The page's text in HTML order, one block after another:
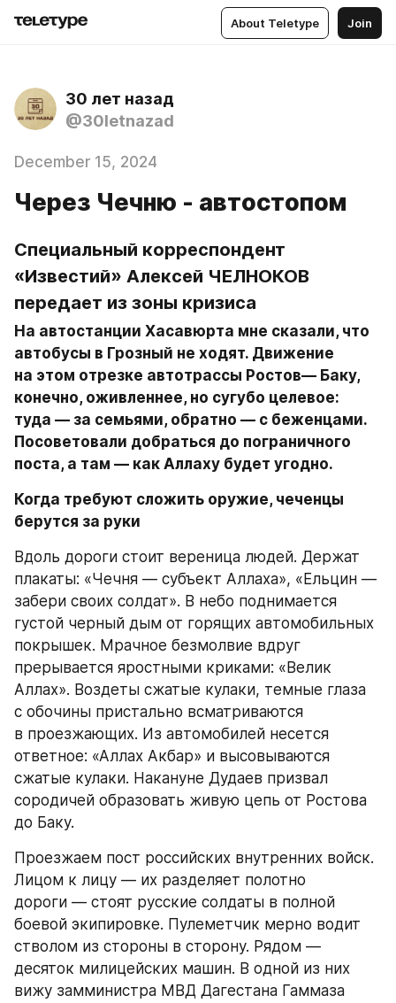
About Teletype Join
30 лет назад
@30letnazad
December 15, 2024
Через Чечню - автостопом
Специальный корреспондент
«Известий» Алексей ЧЕЛНОКОВ
передает из зоны кризиса
На автостанции Хасавюрта мне сказали, что
автобусы в Грозный не ходят. Движение
на этом отрезке автотрассы Ростов— Баку,
конечно, оживленнее, но сугубо целевое:
туда — за семьями, обратно — с беженцами.
Посоветовали добраться до пограничного
поста, а там — как Аллаху будет угодно.
Когда требуют сложить оружие, чеченцы
берутся за руки
Вдоль дороги стоит вереница людей. Держат
плакаты: «Чечня — субъект Аллаха», «Ельцин —
забери своих солдат». В небо поднимается
густой черный дым от горящих автомобильных
покрышек. Мрачное безмолвие вдруг
прерывается яростными криками: «Велик
Аллах». Воздеты сжатые кулаки, темные глаза
с обочины пристально всматриваются
в проезжающих. Из автомобилей несется
ответное: «Аллах Акбар» и высовываются
сжатые кулаки. Накануне Дудаев призвал
сородичей образовать живую цепь от Ростова
до Баку.
Проезжаем пост российских внутренних войск.
Лицом к лицу — их разделяет полотно
дороги — стоят русские солдаты в полной
боевой экипировке. Пулеметчик мерно водит
стволом из стороны в сторону. Рядом —
десяток милицейских машин. В одной из них
вижу замминистра МВД Дагестана Гаммаза